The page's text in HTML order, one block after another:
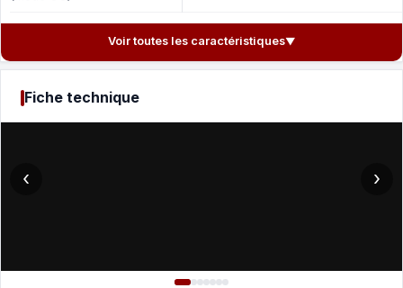
Voir toutes les caractéristiques▼
Fiche technique
‹ ›